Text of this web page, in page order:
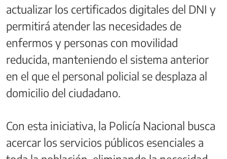
actualizar los certificados digitales del DNI y
permitirá atender las necesidades de
enfermos y personas con movilidad
reducida, manteniendo el sistema anterior
en el que el personal policial se desplaza al
domicilio del ciudadano.
Con esta iniciativa, la Policía Nacional busca
acercar los servicios públicos esenciales a